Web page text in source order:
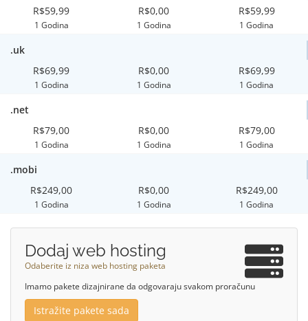
R$59,99
1 Godina
R$0,00
1 Godina
R$59,99
1 Godina
.uk
R$69,99
1 Godina
R$0,00
1 Godina
R$69,99
1 Godina
.net
R$79,00
1 Godina
R$0,00
1 Godina
R$79,00
1 Godina
.mobi
R$249,00
1 Godina
R$0,00
1 Godina
R$249,00
1 Godina
Dodaj web hosting
Odaberite iz niza web hosting paketa
Imamo pakete dizajnirane da odgovaraju svakom proračunu
Istražite pakete sada